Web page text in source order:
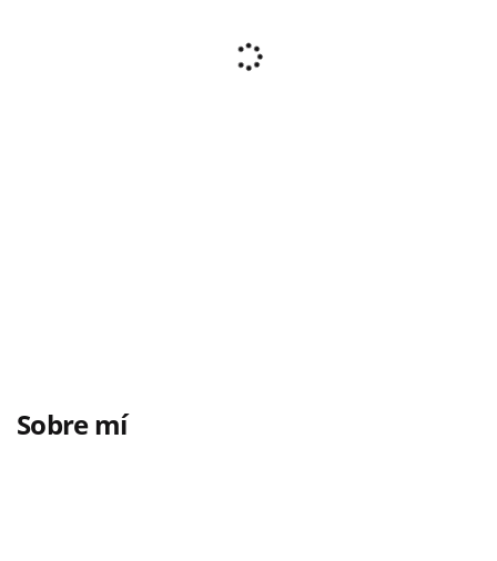
Sobre mí